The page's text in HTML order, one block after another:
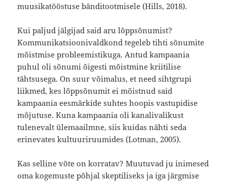
muusikatööstuse bänditootmisele (Hills, 2018).
Kui paljud jälgijad said aru lõppsõnumist?
Kommunikatsioonivaldkond tegeleb tihti sõnumite
mõistmise probleemistikuga. Antud kampaania
puhul oli sõnumi õigesti mõistmine kriitilise
tähtsusega. On suur võimalus, et need sihtgrupi
liikmed, kes lõppsõnumit ei mõistnud said
kampaania eesmärkide suhtes hoopis vastupidise
mõjutuse. Kuna kampaania oli kanalivalikust
tulenevalt ülemaailmne, siis kuidas nähti seda
erinevates kultuuriruumides (Lotman, 2005).
Kas selline võte on korratav? Muutuvad ju inimesed
oma kogemuste põhjal skeptiliseks ja iga järgmise